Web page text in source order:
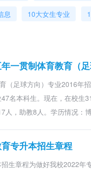
息 10大女生专业
一贯制体育教育（
（足球方向）专业2016年
名本科生。现在，在校
人，助教8人。学历情况：
专升本招生章程
生章程为做好我校2022